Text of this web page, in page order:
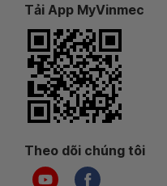
Tải App MyVinmec
Theo dõi chúng tôi